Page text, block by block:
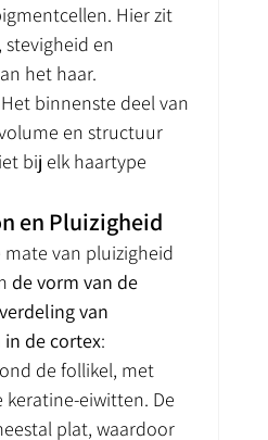
Hier zit
en
het haar.
Het binnenste deel van
en structuur
bij elk haartype
en Pluizigheid
van pluizigheid
de vorm van de
van
de cortex:
de follikel, met
keratine-eiwitten. De
plat, waardoor